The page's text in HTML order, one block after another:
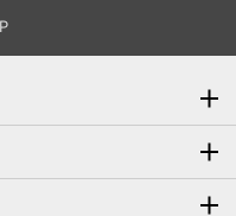
算システム、MOALSご利用